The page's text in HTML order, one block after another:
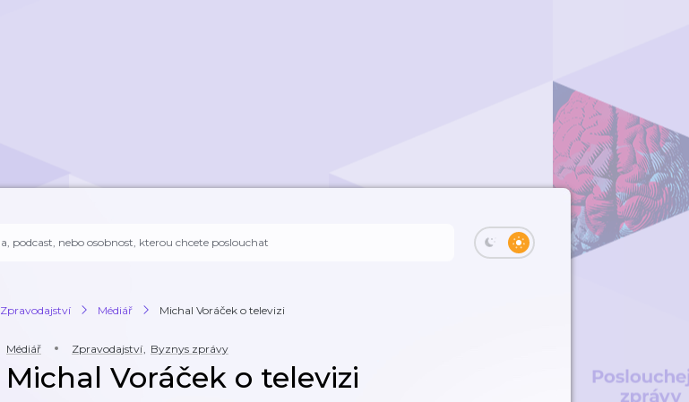
Zpravodajství Médiář Michal Voráček o televizi
Médiář Zpravodajství, Byznys zprávy
Michal Voráček o televizi